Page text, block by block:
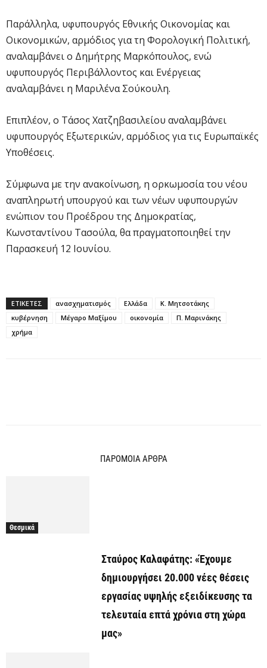
Παράλληλα, υφυπουργός Εθνικής Οικονομίας και
Οικονομικών, αρμόδιος για τη Φορολογική Πολιτική,
αναλαμβάνει ο Δημήτρης Μαρκόπουλος, ενώ
υφυπουργός Περιβάλλοντος και Ενέργειας
αναλαμβάνει η Μαριλένα Σούκουλη.
Επιπλέον, ο Τάσος Χατζηβασιλείου αναλαμβάνει
υφυπουργός Εξωτερικών, αρμόδιος για τις Ευρωπαϊκές
Υποθέσεις.
Σύμφωνα με την ανακοίνωση, η ορκωμοσία του νέου
αναπληρωτή υπουργού και των νέων υφυπουργών
ενώπιον του Προέδρου της Δημοκρατίας,
Κωνσταντίνου Τασούλα, θα πραγματοποιηθεί την
Παρασκευή 12 Ιουνίου.
ΕΤΙΚΕΤΕΣ ανασχηματισμός Ελλάδα
Κ. Μητσοτάκης
κυβέρνηση
Μέγαρο Μαξίμου οικονομία
Π. Μαρινάκης
χρήμα
ΠΑΡΟΜΟΙΑ ΑΡΘΡΑ
Θεσμικά
Σταύρος Καλαφάτης: «Έχουμε
δημιουργήσει 20.000 νέες θέσεις
εργασίας υψηλής εξειδίκευσης τα
τελευταία επτά χρόνια στη χώρα
μας»